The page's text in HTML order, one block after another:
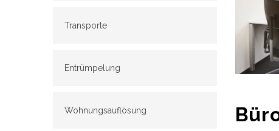
Transporte
Entrümpelung
Wohnungsauflösung